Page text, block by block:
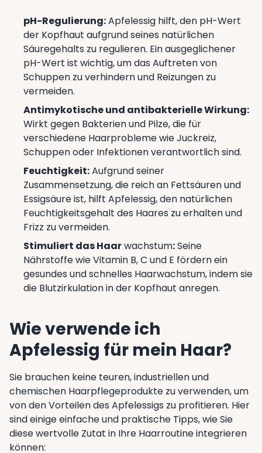
pH-Regulierung:Apfelessig hilft, den pH-Wert
der Kopfhaut aufgrund seines natürlichen
Säuregehalts zu regulieren. Ein ausgeglichener
pH-Wert ist wichtig, um das Auftreten von
Schuppen zu verhindern und Reizungen zu
vermeiden.
Antimykotische und antibakterielle Wirkung:
Wirkt gegen Bakterien und Pilze, die für
verschiedene Haarprobleme wie Juckreiz,
Schuppen oder Infektionen verantwortlich sind.
Feuchtigkeit:Aufgrund seiner
Zusammensetzung, die reich an Fettsäuren und
Essigsäure ist, hilft Apfelessig, den natürlichen
Feuchtigkeitsgehalt des Haares zu erhalten und
Frizz zu vermeiden.
Stimuliert das Haarwachstum:Seine
Nährstoffe wie Vitamin B, C und E fördern ein
gesundes und schnelles Haarwachstum, indem sie
die Blutzirkulation in der Kopfhaut anregen.
Wie verwende ich
Apfelessig für mein Haar?
Sie brauchen keine teuren, industriellen und
chemischen Haarpflegeprodukte zu verwenden, um
von den Vorteilen des Apfelessigs zu profitieren. Hier
sind einige einfache und praktische Tipps, wie Sie
diese wertvolle Zutat in Ihre Haarroutine integrieren
können: